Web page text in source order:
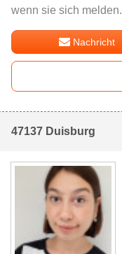
wenn sie sich melden.
Nachricht
47137 Duisburg